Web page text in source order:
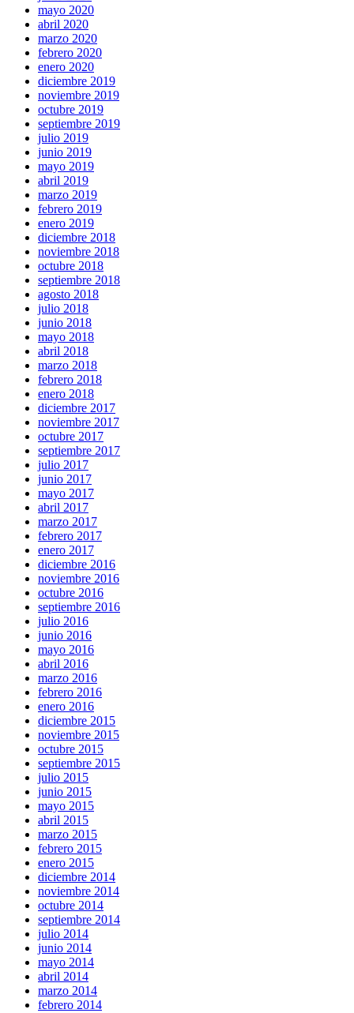
mayo 2020
abril 2020
marzo 2020
febrero 2020
enero 2020
diciembre 2019
noviembre 2019
octubre 2019
septiembre 2019
julio 2019
junio 2019
mayo 2019
abril 2019
marzo 2019
febrero 2019
enero 2019
diciembre 2018
noviembre 2018
octubre 2018
septiembre 2018
agosto 2018
julio 2018
junio 2018
mayo 2018
abril 2018
marzo 2018
febrero 2018
enero 2018
diciembre 2017
noviembre 2017
octubre 2017
septiembre 2017
julio 2017
junio 2017
mayo 2017
abril 2017
marzo 2017
febrero 2017
enero 2017
diciembre 2016
noviembre 2016
octubre 2016
septiembre 2016
julio 2016
junio 2016
mayo 2016
abril 2016
marzo 2016
febrero 2016
enero 2016
diciembre 2015
noviembre 2015
octubre 2015
septiembre 2015
julio 2015
junio 2015
mayo 2015
abril 2015
marzo 2015
febrero 2015
enero 2015
diciembre 2014
noviembre 2014
octubre 2014
septiembre 2014
julio 2014
junio 2014
mayo 2014
abril 2014
marzo 2014
febrero 2014